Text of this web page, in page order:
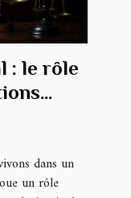
: le rôle
dans un
un rôle